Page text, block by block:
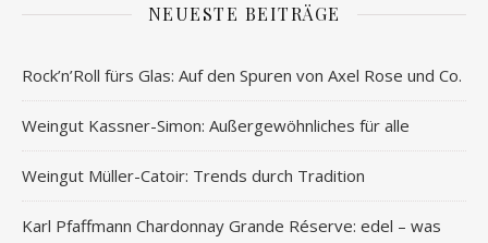
NEUESTE BEITRÄGE
Rock’n’Roll fürs Glas: Auf den Spuren von Axel Rose und Co.
Weingut Kassner-Simon: Außergewöhnliches für alle
Weingut Müller-Catoir: Trends durch Tradition
Karl Pfaffmann Chardonnay Grande Réserve: edel – was